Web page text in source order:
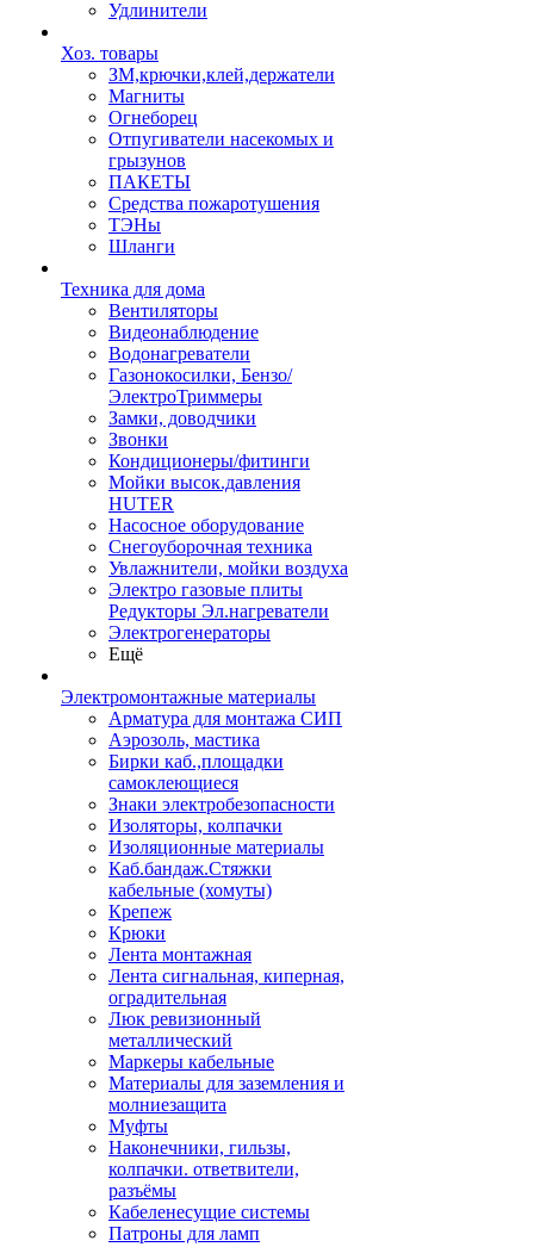
Удлинители
Хоз. товары
ЗМ,крючки,клей,держатели
Магниты
Огнеборец
Отпугиватели насекомых и
грызунов
ПАКЕТЫ
Средства пожаротушения
ТЭНы
Шланги
Техника для дома
Вентиляторы
Видеонаблюдение
Водонагреватели
Газонокосилки, Бензо/
ЭлектроТриммеры
Замки, доводчики
Звонки
Кондиционеры/фитинги
Мойки высок.давления
HUTER
Насосное оборудование
Снегоуборочная техника
Увлажнители, мойки воздуха
Электро газовые плиты
Редукторы Эл.нагреватели
Электрогенераторы
Ещё
Электромонтажные материалы
Арматура для монтажа СИП
Аэрозоль, мастика
Бирки каб.,площадки
самоклеющиеся
Знаки электробезопасности
Изоляторы, колпачки
Изоляционные материалы
Каб.бандаж.Стяжки
кабельные (хомуты)
Крепеж
Крюки
Лента монтажная
Лента сигнальная, киперная,
оградительная
Люк ревизионный
металлический
Маркеры кабельные
Материалы для заземления и
молниезащита
Муфты
Наконечники, гильзы,
колпачки. ответвители,
разъёмы
Кабеленесущие системы
Патроны для ламп